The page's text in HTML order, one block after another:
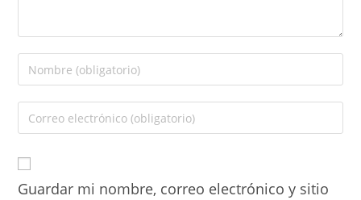
Guardar mi nombre, correo electrónico y sitio